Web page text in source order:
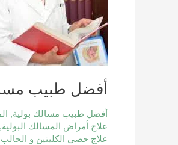
أفضل طبيب
أفضل طبيب مسالك بولية,
علاج أمراض المسالك البولية,
علاج حصي الكليتين و الحالب
–
خبرة
عالية
وعلاج
لأمراض
البولية